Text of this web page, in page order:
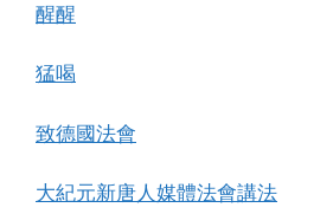
醒醒
猛喝
致德國法會
大紀元新唐人媒體法會講法